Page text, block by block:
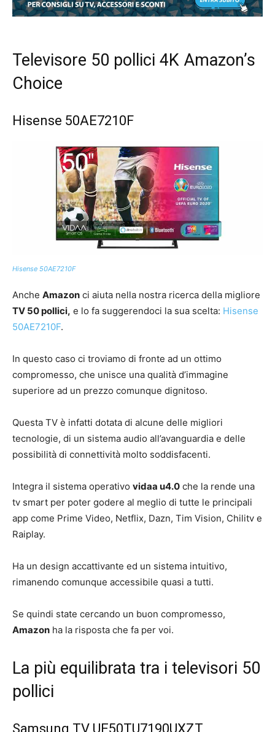
Televisore 50 pollici 4K Amazon’s
Choice
Hisense 50AE7210F
Hisense 50AE7210F
Anche Amazon ci aiuta nella nostra ricerca della migliore
TV 50 pollici, e lo fa suggerendoci la sua scelta: Hisense
50AE7210F.
In questo caso ci troviamo di fronte ad un ottimo
compromesso, che unisce una qualità d’immagine
superiore ad un prezzo comunque dignitoso.
Questa TV è infatti dotata di alcune delle migliori
tecnologie, di un sistema audio all’avanguardia e delle
possibilità di connettività molto soddisfacenti.
Integra il sistema operativo vidaa u4.0 che la rende una
tv smart per poter godere al meglio di tutte le principali
app come Prime Video, Netflix, Dazn, Tim Vision, Chilitv e
Raiplay.
Ha un design accattivante ed un sistema intuitivo,
rimanendo comunque accessibile quasi a tutti.
Se quindi state cercando un buon compromesso,
Amazon ha la risposta che fa per voi.
La più equilibrata tra i televisori 50
pollici
Samsung TV UE50TU7190UXZT